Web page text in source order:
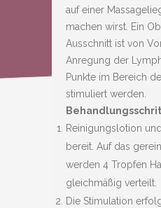
auf einer
machen wirst. Ein
Ausschnitt ist von
Anregung der
Punkte im Bereich
stimuliert werden.
Reinigungslotion
bereit. Auf das
werden 4 Tropfen
gleichmäßig verteilt.
Die Stimulation